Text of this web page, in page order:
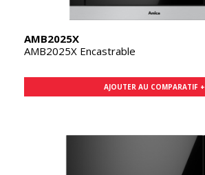
AMB2025X
AMB2025X Encastrable
AJOUTER AU COMPARATIF +